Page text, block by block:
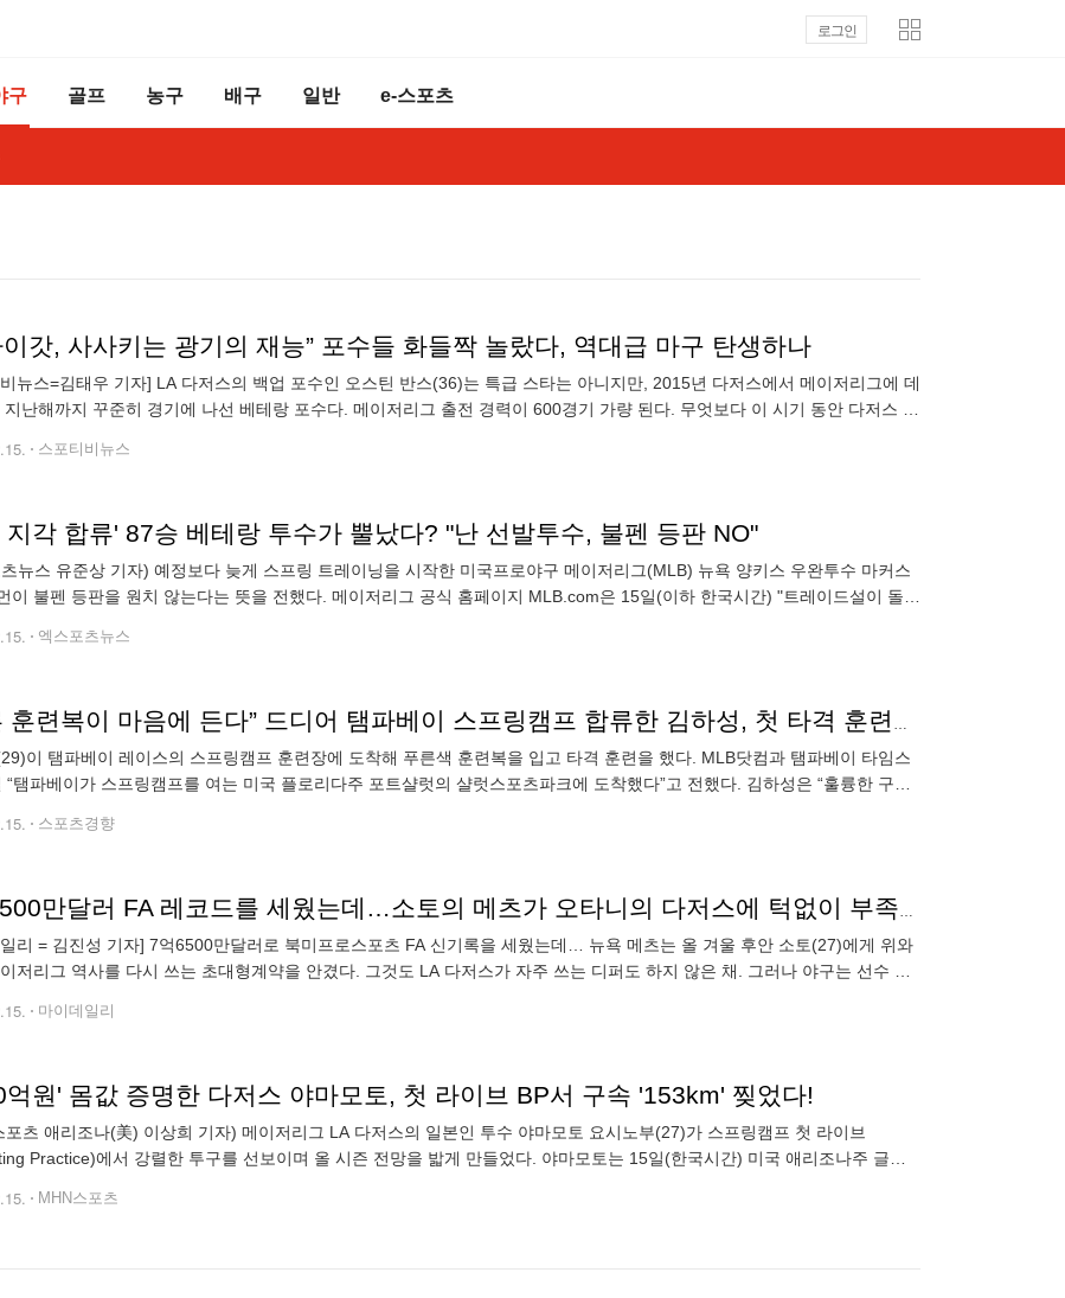
로그인
구 골프 농구 배구 일반 e-스포츠
이갓, 사사키는 광기의 재능” 포수들 화들짝 놀랐다, 역대급 마구 탄생하나
뉴스=김태우 기자] LA 다저스의 백업 포수인 오스틴 반스(36)는 특급 스타는 아니지만, 2015년 다저스에서 메이저리그에 데
지난해까지 꾸준히 경기에 나선 베테랑 포수다. 메이저리그 출전 경력이 600경기 가량 된다. 무엇보다 이 시기 동안 다저스 안
스포티비뉴스
지각 합류' 87승 베테랑 투수가 뿔났다? "난 선발투수, 불펜 등판 NO"
뉴스 유준상 기자) 예정보다 늦게 스프링 트레이닝을 시작한 미국프로야구 메이저리그(MLB) 뉴욕 양키스 우완투수 마커스
이 불펜 등판을 원치 않는다는 뜻을 전했다. 메이저리그 공식 홈페이지 MLB.com은 15일(이하 한국시간) "트레이드설이 돌고
엑스포츠뉴스
“푸른 훈련복이 마음에 든다” 드디어 탬파베이 스프링캠프 합류한 김하성, 첫 타격 훈련까지 ‘재활에 박차’
이 탬파베이 레이스의 스프링캠프 훈련장에 도착해 푸른색 훈련복을 입고 타격 훈련을 했다. MLB닷컴과 탬파베이 타임스
“탬파베이가 스프링캠프를 여는 미국 플로리다주 포트샬럿의 샬럿스포츠파크에 도착했다”고 전했다. 김하성은 “훌륭한 구단
스포츠경향
7억6500만달러 FA 레코드를 세웠는데…소토의 메츠가 오타니의 다저스에 턱없이 부족해? 탑5 불발
리 = 김진성 기자] 7억6500만달러로 북미프로스포츠 FA 신기록을 세웠는데… 뉴욕 메츠는 올 겨울 후안 소토(27)에게 위와
저리그 역사를 다시 쓰는 초대형계약을 안겼다. 그것도 LA 다저스가 자주 쓰는 디퍼도 하지 않은 채. 그러나 야구는 선수 한
마이데일리
억원' 몸값 증명한 다저스 야마모토, 첫 라이브 BP서 구속 '153km' 찢었다!
포츠 애리조나(美) 이상희 기자) 메이저리그 LA 다저스의 일본인 투수 야마모토 요시노부(27)가 스프링캠프 첫 라이브
Practice)에서 강렬한 투구를 선보이며 올 시즌 전망을 밟게 만들었다. 야마모토는 15일(한국시간) 미국 애리조나주 글렌
MHN스포츠